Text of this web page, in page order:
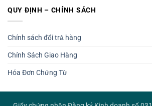
QUY ĐỊNH – CHÍNH SÁCH
Chính sách đổi trả hàng
Chính Sách Giao Hàng
Hóa Đơn Chứng Từ